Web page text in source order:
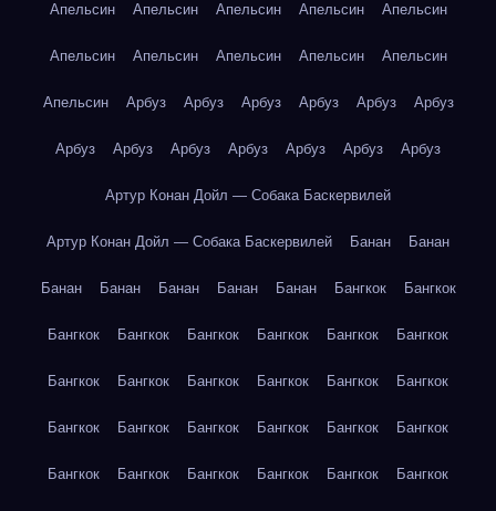
Апельсин Апельсин Апельсин Апельсин Апельсин
Апельсин Апельсин Апельсин Апельсин Апельсин
Апельсин Арбуз Арбуз Арбуз Арбуз Арбуз Арбуз
Арбуз Арбуз Арбуз Арбуз Арбуз Арбуз Арбуз
Артур Конан Дойл — Собака Баскервилей
Артур Конан Дойл — Собака Баскервилей Банан Банан
Банан Банан Банан Банан Банан Бангкок Бангкок
Бангкок Бангкок Бангкок Бангкок Бангкок Бангкок
Бангкок Бангкок Бангкок Бангкок Бангкок Бангкок
Бангкок Бангкок Бангкок Бангкок Бангкок Бангкок
Бангкок Бангкок Бангкок Бангкок Бангкок Бангкок